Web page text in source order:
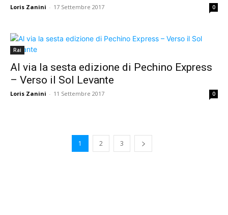
Loris Zanini - 17 Settembre 2017 0
Rai
Al via la sesta edizione di Pechino Express
– Verso il Sol Levante
Loris Zanini - 11 Settembre 2017 0
1 2 3